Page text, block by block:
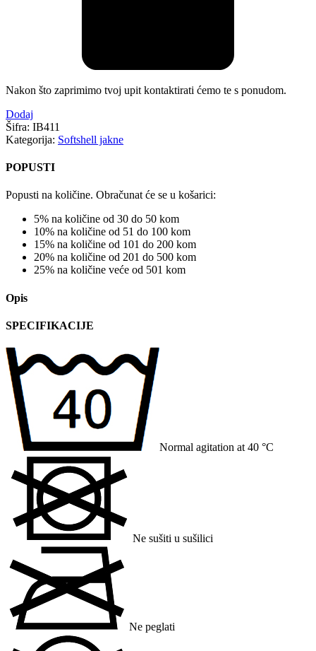
Nakon što zaprimimo tvoj upit kontaktirati ćemo te s ponudom.
Dodaj
Šifra: IB411
Kategorija: Softshell jakne
POPUSTI
Popusti na količine. Obračunat će se u košarici:
5% na količine od 30 do 50 kom
10% na količine od 51 do 100 kom
15% na količine od 101 do 200 kom
20% na količine od 201 do 500 kom
25% na količine veće od 501 kom
Opis
SPECIFIKACIJE
Normal agitation at 40 °C
Ne sušiti u sušilici
Ne peglati